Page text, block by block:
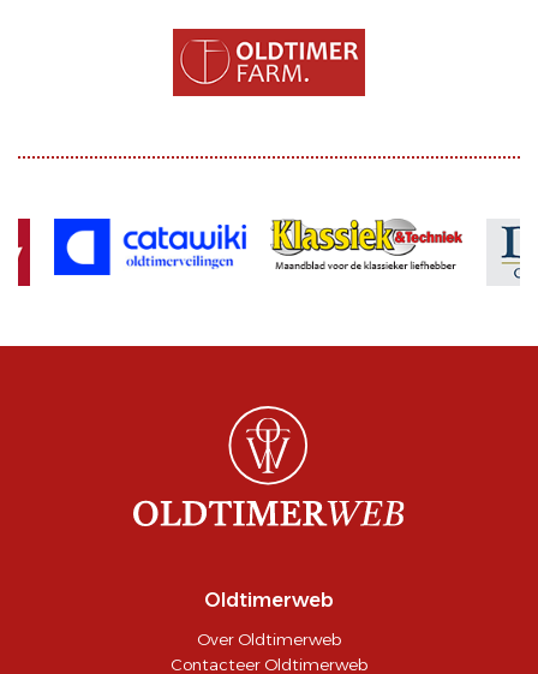
Oldtimerweb
Over Oldtimerweb
Contacteer Oldtimerweb